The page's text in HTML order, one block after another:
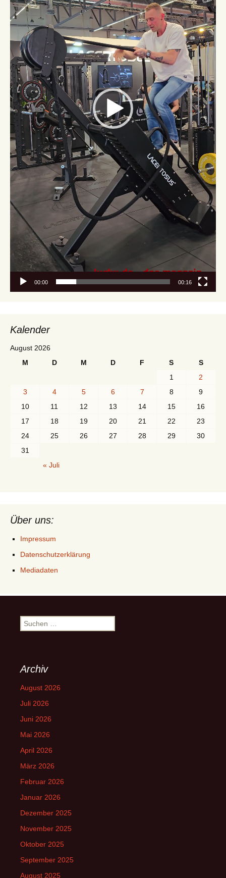
00:00 00:16
Kalender
August 2026
M
D M D F S
S
1
2
3
4 5 6 7 8
9
10
11 12 13 14 15
16
17
18 19 20 21 22
23
24
25 26 27 28 29
30
31
« Juli
Über uns:
Impressum
Datenschutzerklärung
Mediadaten
Suchen
nach:
Archiv
August 2026
Juli 2026
Juni 2026
Mai 2026
April 2026
März 2026
Februar 2026
Januar 2026
Dezember 2025
November 2025
Oktober 2025
September 2025
August 2025